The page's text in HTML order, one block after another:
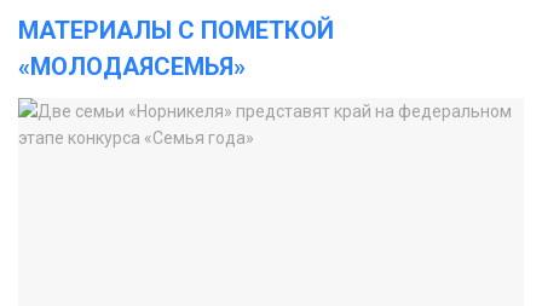
МАТЕРИАЛЫ С ПОМЕТКОЙ
«МОЛОДАЯСЕМЬЯ»